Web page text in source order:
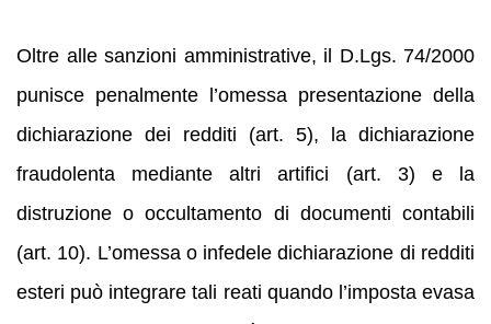
Oltre alle sanzioni amministrative, il D.Lgs. 74/2000
punisce penalmente l’omessa presentazione della
dichiarazione dei redditi (art. 5), la dichiarazione
fraudolenta mediante altri artifici (art. 3) e la
distruzione o occultamento di documenti contabili
(art. 10). L’omessa o infedele dichiarazione di redditi
esteri può integrare tali reati quando l’imposta evasa